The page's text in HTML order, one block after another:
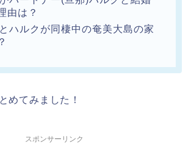
由は？
ハルクが同棲中の奄美大島の家
めてみました！
スポンサーリンク